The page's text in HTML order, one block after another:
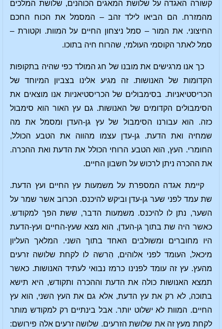
קשורה האגדה על שלושת המאגים הכוהנים, שלושת המלכים
מהמזרח. הם הביאו לילד זהב – המסמל את הכוח החכם
החיצוני. את המור – סמל ניצחון החיים על המוות. וקטורת –
סמל לאתר הקוסמי העולמי, שהרוח חיה בתוכו.
כך אנו מרגישים את מובנו של חג המולד כפי שהיה בתקופות
הקדומות של האנושות. זה מגיע אלינו בצביון המיוחד של
הכריסטיאניות. בסימבולים של הכריסטיאניות אנו מוצאים את
הסימבולים הקדומים של האנושות. גם עץ האור הוא סימבול
כזה. הוא עבורנו הסימבול של עץ גן-העדן ומסמל את מה
שמחיה ואת הדעת. גן-עדן עצמו מהווה את הטבע הכולל,
החומרי. העץ, הוא הטבע הרוחי הכולל את הדעת ואת ההכרה.
את ההכרה ניתן לרכוש על חשבון החיים.
קיימת אגדה המספרת על משמעות עץ החיים ועץ הדעת.
שת עמד לפני שער גן-עדן וביקש להיכנס. הכרוב אשר שמר על
השער, נתן לו להיכנס. משמעות הדבר, ששת הפך למקודש.
כאשר היה שת בתוך גן-העדן, הוא מצא שעץ-החיים ועץ-הדעת
היו מחוברים ומשולבים האחד בתוך השני. המלאך העליון
מיכאל, העומד לפני אלוהים, הִרשה לו לקחת שלושה זרעים
מהעץ. עץ זה עומד לפנינו כרמז נבואי לעתיד האנושות. כאשר
תמצא האנושות כולה את הדעת וההכרה ותקודש, היא תישא
בתוכה, לא רק את עץ הדעת, אלא גם את העץ השני, הוא עץ
החיים. המוות לא ישלוט יותר. אבל בינתיים רק למקודש מותר
לקחת מעץ זה את שלושת הזרעים. שלושה זרעים אלה פירושם: